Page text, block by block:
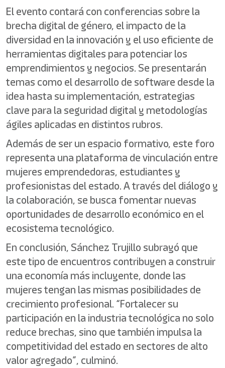
El evento contará con conferencias sobre la
brecha digital de género, el impacto de la
diversidad en la innovación y el uso eficiente de
herramientas digitales para potenciar los
emprendimientos y negocios. Se presentarán
temas como el desarrollo de software desde la
idea hasta su implementación, estrategias
clave para la seguridad digital y metodologías
ágiles aplicadas en distintos rubros.
Además de ser un espacio formativo, este foro
representa una plataforma de vinculación entre
mujeres emprendedoras, estudiantes y
profesionistas del estado. A través del diálogo y
la colaboración, se busca fomentar nuevas
oportunidades de desarrollo económico en el
ecosistema tecnológico.
En conclusión, Sánchez Trujillo subrayó que
este tipo de encuentros contribuyen a construir
una economía más incluyente, donde las
mujeres tengan las mismas posibilidades de
crecimiento profesional. “Fortalecer su
participación en la industria tecnológica no solo
reduce brechas, sino que también impulsa la
competitividad del estado en sectores de alto
valor agregado”, culminó.